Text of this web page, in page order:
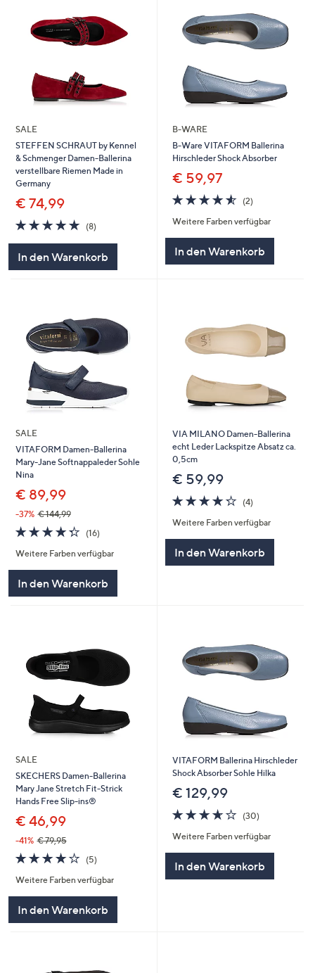
SALE
STEFFEN SCHRAUT by Kennel
& Schmenger Damen-Ballerina
verstellbare Riemen Made in
Germany
€ 74,99
4.8
von
5
(8)
In den Warenkorb
B-WARE
B-Ware VITAFORM Ballerina
Hirschleder Shock Absorber
€ 59,97
4.5
von
5
(2)2
Weitere Farben verfügbar
In den Warenkorb
SALE
VITAFORM Damen-Ballerina
Mary-Jane Softnappaleder Sohle
Nina
€ 89,99
-37% € 144,99
4.3
von
5
(16)
Weitere Farben verfügbar
In den Warenkorb
VIA MILANO Damen-Ballerina
echt Leder Lackspitze Absatz ca.
0,5cm
€ 59,99
4.2
von
5
(4)
Weitere Farben verfügbar
In den Warenkorb
SALE
SKECHERS Damen-Ballerina
Mary Jane Stretch Fit-Strick
Hands Free Slip-ins®
€ 46,99
-41% € 79,95
3.8
von
5
(5)
Weitere Farben verfügbar
In den Warenkorb
VITAFORM Ballerina Hirschleder
Shock Absorber Sohle Hilka
€ 129,99
3.6
von
5
(30)
Weitere Farben verfügbar
In den Warenkorb